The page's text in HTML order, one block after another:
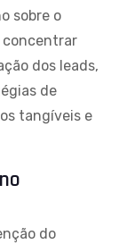
sobre o
concentrar
dos leads,
de
tangíveis e
do